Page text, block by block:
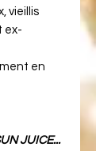
vieillis
ex-
en
JUICE...